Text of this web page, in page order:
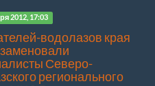
2012, 17:03
водолазов края
Северо-
регионального